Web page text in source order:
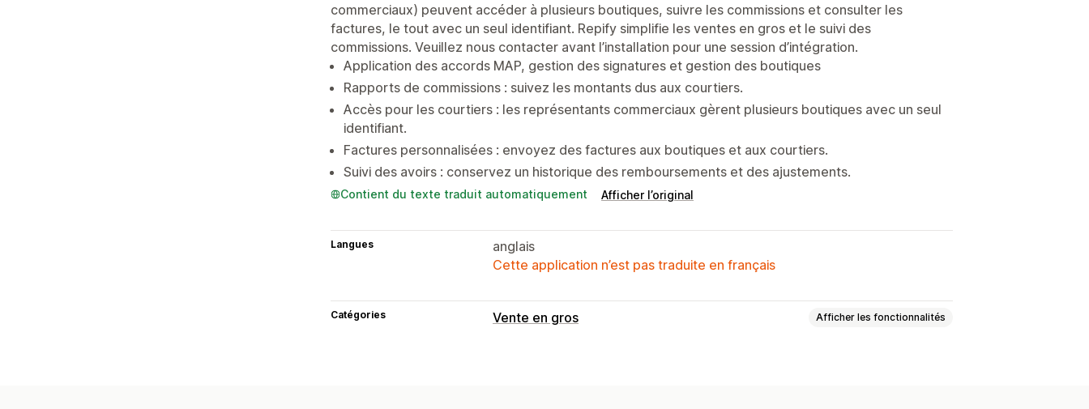
commerciaux) peuvent accéder à plusieurs boutiques, suivre les commissions et consulter les
factures, le tout avec un seul identifiant. Repify simplifie les ventes en gros et le suivi des
commissions. Veuillez nous contacter avant l’installation pour une session d’intégration.
Application des accords MAP, gestion des signatures et gestion des boutiques
Rapports de commissions : suivez les montants dus aux courtiers.
Accès pour les courtiers : les représentants commerciaux gèrent plusieurs boutiques avec un seul
identifiant.
Factures personnalisées : envoyez des factures aux boutiques et aux courtiers.
Suivi des avoirs : conservez un historique des remboursements et des ajustements.
Contient du texte traduit automatiquement Afficher l’original
Langues
anglais
Cette application n’est pas traduite en français
Catégories Vente en gros Afficher les fonctionnalités